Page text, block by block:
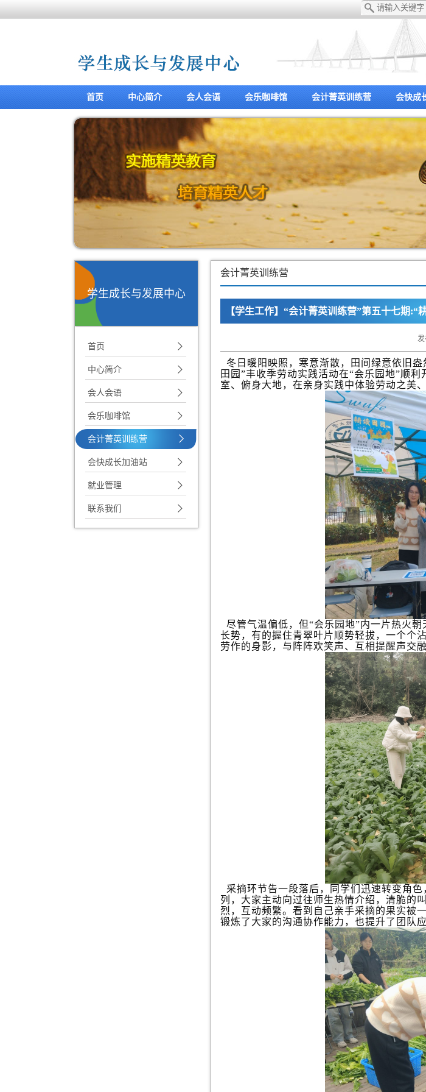
首页 中心简介 会人会语 会乐咖啡馆 会计菁英训练营 会快成
学生成长与发展中心
首页
中心简介
会人会语
会乐咖啡馆
会计菁英训练营
会快成长加油站
就业管理
联系我们
会计菁英训练营
【学生工作】“会计菁英训练营”第五十七期
发
冬日暖阳映照，寒意渐散，田间绿意依旧
田园”丰收季劳动实践活动在“会乐园地”顺
室、俯身大地，在亲身实践中体验劳动之美
尽管气温偏低，但“会乐园地”内一片热火
长势，有的握住青翠叶片顺势轻拔，一个个
劳作的身影，与阵阵欢笑声、互相提醒声交
采摘环节告一段落后，同学们迅速转变角
列，大家主动向过往师生热情介绍，清脆的
烈，互动频繁。看到自己亲手采摘的果实被
锻炼了大家的沟通协作能力，也提升了团队